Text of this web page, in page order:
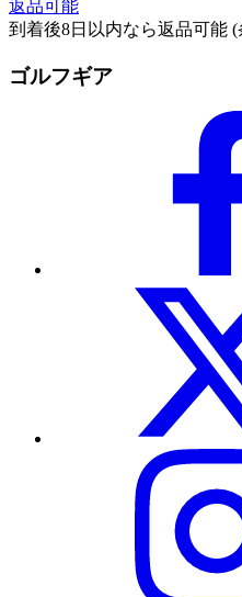
返品可能
到着後8日以内なら返品可能
ゴルフギア